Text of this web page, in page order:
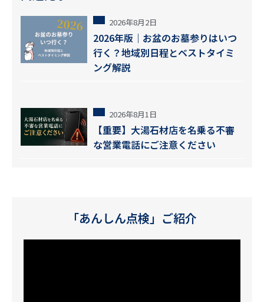
2026年8月2日
2026年版｜お盆のお墓参りはいつ
行く？地域別日程とベストタイミ
ング解説
2026年8月1日
【重要】大湯石材店を名乗る不審
な営業電話にご注意ください
「あんしん点検」ご紹介